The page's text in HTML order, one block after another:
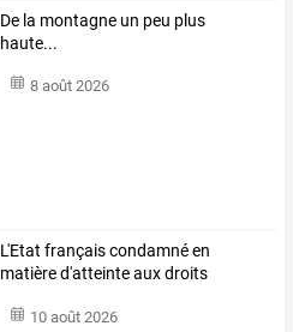
De la montagne un peu plus
haute...
8 août 2026
L'Etat françaiscondamnéen
matièred'atteinteauxdroits
10 août 2026